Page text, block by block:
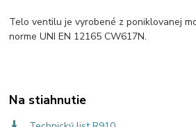
Telo ventilu je vyrobené z poniklovanej
norme UNI EN 12165 CW617N.
Na stiahnutie